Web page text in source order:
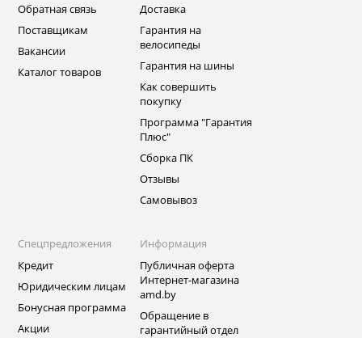
Обратная связь
Поставщикам
Вакансии
Каталог товаров
Доставка
Гарантия на
велосипеды
Гарантия на шины
Как совершить
покупку
Программа "Гарантия
Плюс"
Сборка ПК
Отзывы
Самовывоз
Спецпредложения
Кредит
Юридическим лицам
Бонусная программа
Акции
Информация
Публичная оферта
Интернет-магазина
amd.by
Обращение в
гарантийный отдел